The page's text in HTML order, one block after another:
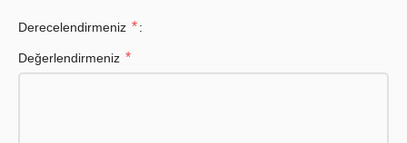
Derecelendirmeniz *
Değerlendirmeniz *